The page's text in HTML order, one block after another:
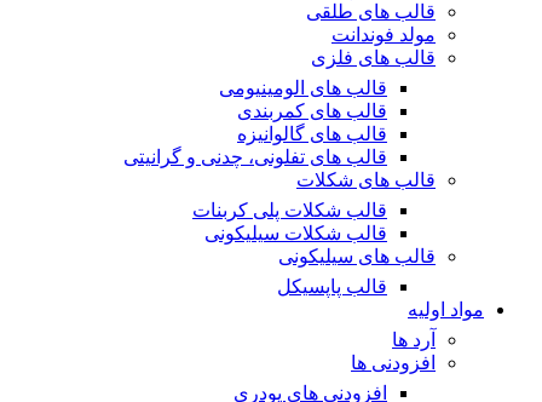
قالب های طلقی
مولد فوندانت
قالب های فلزی
قالب های الومینیومی
قالب های کمربندی
قالب های گالوانیزه
قالب های تفلونی، چدنی و گرانیتی
قالب های شکلات
قالب شکلات پلی کربنات
قالب شکلات سیلیکونی
قالب های سیلیکونی
قالب پاپسیکل
مواد اولیه
آرد ها
افزودنی ها
افزودنی های پودری